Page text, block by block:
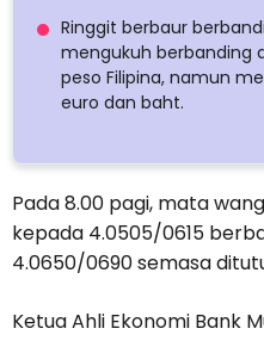
Ringgit berbaur
mengukuh berbanding
peso Filipina, namun
euro dan baht.
Pada 8.00 pagi, mata
kepada 4.0505/0615
4.0650/0690 semasa
Ketua Ahli Ekonomi Bank